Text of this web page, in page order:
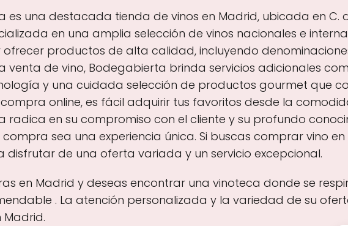
es una destacada tienda de vinos en Madrid, ubicada en C.
en una amplia selección de vinos nacionales e
productos de alta calidad, incluyendo
venta de vino, Bodegabierta brinda servicios adicionales
y una cuidada selección de productos gourmet que
online, es fácil adquirir tus favoritos desde la
radica en su compromiso con el cliente y su profundo
sea una experiencia única. Si buscas comprar vino
disfrutar de una oferta variada y un servicio excepcional.
en Madrid y deseas encontrar una vinoteca donde se
. La atención personalizada y la variedad de su
Madrid.